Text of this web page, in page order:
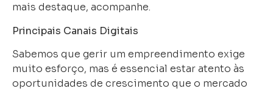
mais destaque, acompanhe.
Principais Canais Digitais
Sabemos que gerir um empreendimento exige
muito esforço, mas é essencial estar atento às
oportunidades de crescimento que o mercado